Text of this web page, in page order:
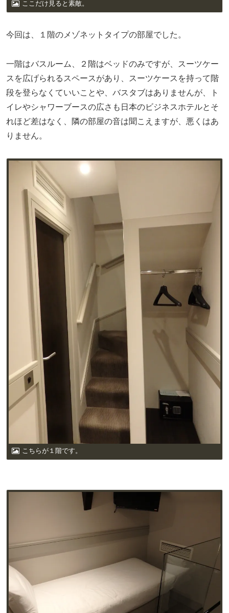
ここだけ見ると素敵。
今回は、１階のメゾネットタイプの部屋でした。
一階はバスルーム、２階はベッドのみですが、スーツケー
スを広げられるスペースがあり、スーツケースを持って階
段を登らなくていいことや、バスタブはありませんが、ト
イレやシャワーブースの広さも日本のビジネスホテルとそ
れほど差はなく、隣の部屋の音は聞こえますが、悪くはあ
りません。
こちらが１階です。